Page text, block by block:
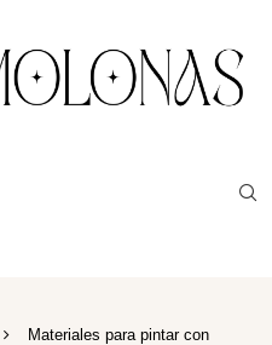
Materiales para pintar con